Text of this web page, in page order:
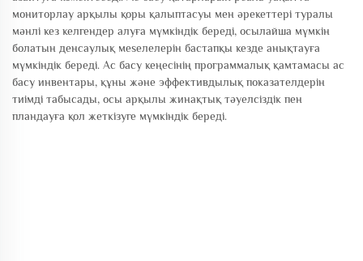
мониторлау арқылы қоры қалыптасуы мен әрекеттері туралы
мәнлі кез келгендер алуға мүмкіндік береді, осылайша мүмкін
болатын денсаулық мeseлелерін бастапқы кезде анықтауға
мүмкіндік береді. Ас басу кеңесінің программалық қамтамасы ас
басу инвентары, құны және эффективдылық показателдерін
тиімді табысады, осы арқылы жинақтық тәуелсіздік пен
пландауға қол жеткізуге мүмкіндік береді.